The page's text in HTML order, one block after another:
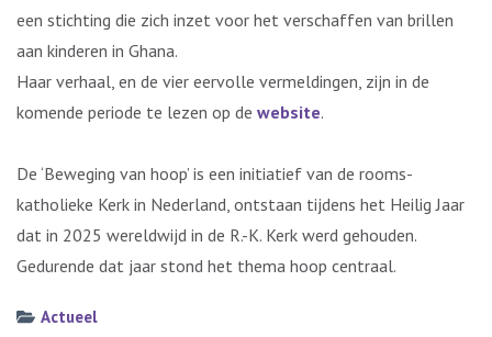
een stichting die zich inzet voor het verschaffen van brillen
aan kinderen in Ghana.
Haar verhaal, en de vier eervolle vermeldingen, zijn in de
komende periode te lezen op de website.
De ‘Beweging van hoop’ is een initiatief van de rooms-
katholieke Kerk in Nederland, ontstaan tijdens het Heilig Jaar
dat in 2025 wereldwijd in de R.-K. Kerk werd gehouden.
Gedurende dat jaar stond het thema hoop centraal.
Actueel